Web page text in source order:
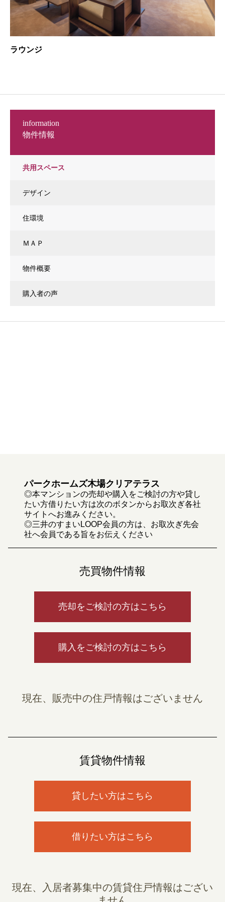
ラウンジ
物件情報
information
共用スペース
デザイン
住環境
ＭＡＰ
物件概要
購入者の声
パークホームズ木場クリアテラス
◎本マンションの売却や購入をご検討の方や貸し
たい方借りたい方は次のボタンからお取次ぎ各社
サイトへお進みください。
◎三井のすまいLOOP会員の方は、お取次ぎ先会
社へ会員である旨をお伝えください
売買物件情報
売却をご検討の方はこちら
購入をご検討の方はこちら
現在、販売中の住戸情報はございません
賃貸物件情報
貸したい方はこちら
借りたい方はこちら
現在、入居者募集中の賃貸住戸情報はござい
ません